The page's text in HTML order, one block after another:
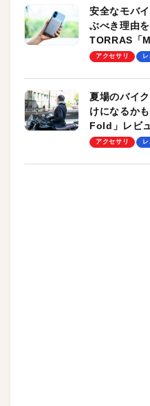
安全なモバ
ぶべき理由
TORRAS「
ーも
アクセサリ レ
夏場のバイ
けになるか
Fold」レビ
却プレート
アクセサリ レ